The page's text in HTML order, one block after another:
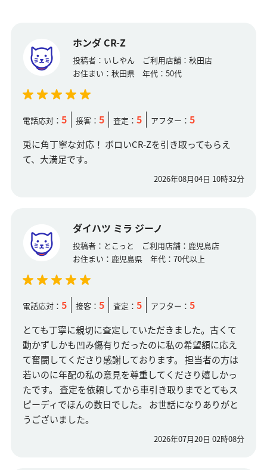
ホンダ CR-Z
投稿者： いしやん ご利用店舗： 秋田店
お住まい： 秋田県 年代： 50代
電話応対： 5 接客： 5 査定： 5 アフター： 5
兎に角丁寧な対応！ ボロいCR-Zを引き取ってもらえ
て、大満足です。
2026年08月04日 10時32分
ダイハツ ミラ ジーノ
投稿者： とこっと ご利用店舗： 鹿児島店
お住まい： 鹿児島県 年代： 70代以上
電話応対： 5 接客： 5 査定： 5 アフター： 5
とても丁寧に親切に査定していただきました。古くて
動かずしかも凹み傷有りだったのに私の希望額に応え
て奮闘してくださり感謝しております。 担当者の方は
若いのに年配の私の意見を尊重してくださり嬉しかっ
たです。 査定を依頼してから車引き取りまでとてもス
ピーディでほんの数日でした。 お世話になりありがと
うございました。
2026年07月20日 02時08分